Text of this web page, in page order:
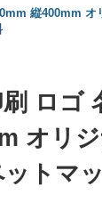
縦400mm オ
ロゴ
オリ
トマ